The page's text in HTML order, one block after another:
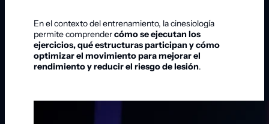
En el contexto del entrenamiento, la cinesiología
permite comprendercómo se ejecutan los
ejercicios, qué estructuras participan y cómo
optimizar el movimiento para mejorar el
rendimiento y reducir el riesgo de lesión.